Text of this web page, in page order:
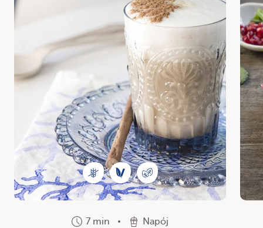
7 min Napój